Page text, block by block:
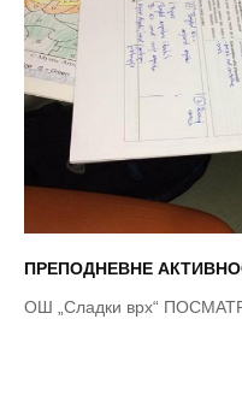
ПРЕПОДНЕВНЕ
ОШ „Сладки врх“